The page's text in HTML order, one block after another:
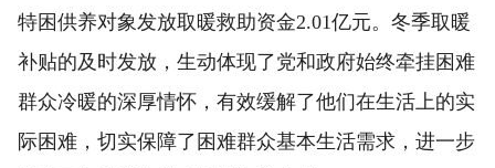
特困供养对象发放取暖救助资金2.01亿元。冬季取暖
补贴的及时发放，生动体现了党和政府始终牵挂困难
群众冷暖的深厚情怀，有效缓解了他们在生活上的实
际困难，切实保障了困难群众基本生活需求，进一步